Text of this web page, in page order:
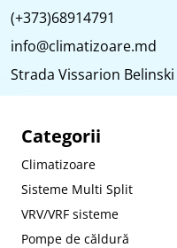
(+373)68914791
info@climatizoare.md
Strada Vissarion
Categorii
Climatizoare
Sisteme Multi Split
VRV/VRF sisteme
Pompe de căldură